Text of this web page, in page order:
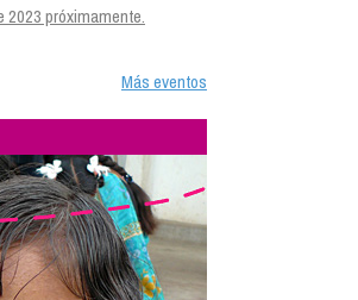
2023 próximamente.
Más eventos